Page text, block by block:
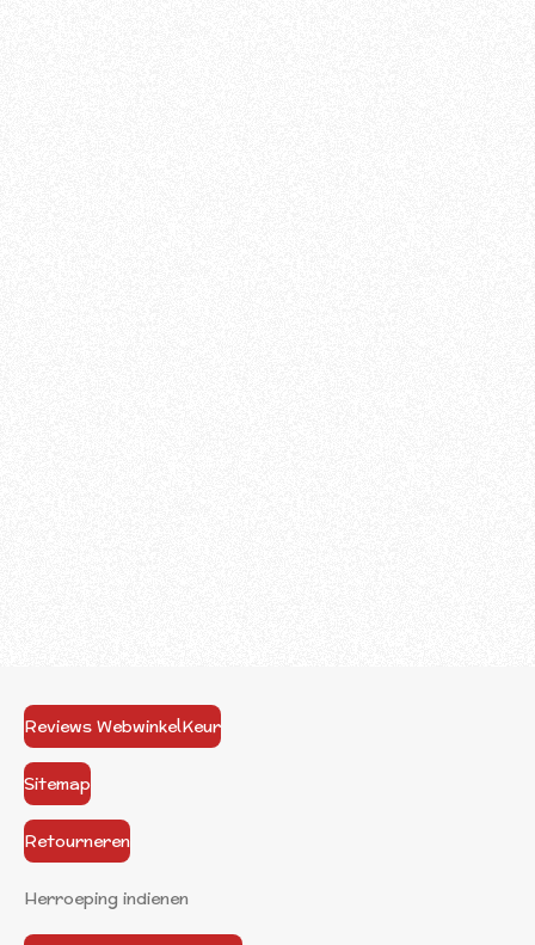
Reviews WebwinkelKeur
Sitemap
Retourneren
Herroeping indienen